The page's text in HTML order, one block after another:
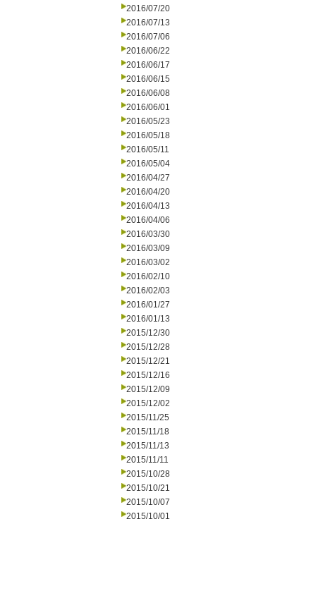
2016/07/20
2016/07/13
2016/07/06
2016/06/22
2016/06/17
2016/06/15
2016/06/08
2016/06/01
2016/05/23
2016/05/18
2016/05/11
2016/05/04
2016/04/27
2016/04/20
2016/04/13
2016/04/06
2016/03/30
2016/03/09
2016/03/02
2016/02/10
2016/02/03
2016/01/27
2016/01/13
2015/12/30
2015/12/28
2015/12/21
2015/12/16
2015/12/09
2015/12/02
2015/11/25
2015/11/18
2015/11/13
2015/11/11
2015/10/28
2015/10/21
2015/10/07
2015/10/01